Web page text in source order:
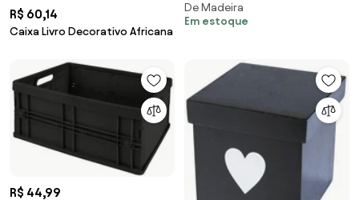
R$ 60,14
Caixa Livro Decorativo Africana
Madeira Forest
De Madeira
Em estoque
R$ 44,99